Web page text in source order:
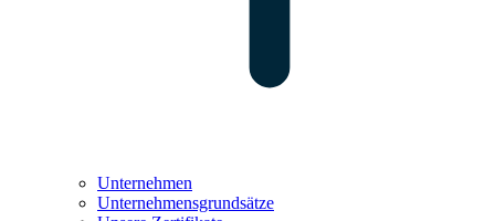
Unternehmen
Unternehmensgrundsätze